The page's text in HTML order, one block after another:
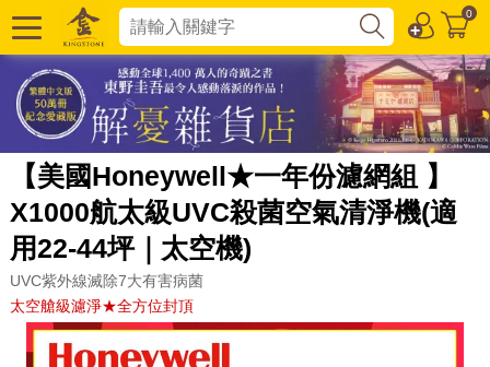
0
【美國Honeywell★一年份濾網組 】
X1000航太級UVC殺菌空氣清淨機(適
用22-44坪｜太空機)
UVC紫外線滅除7大有害病菌
太空艙級濾淨★全方位封頂